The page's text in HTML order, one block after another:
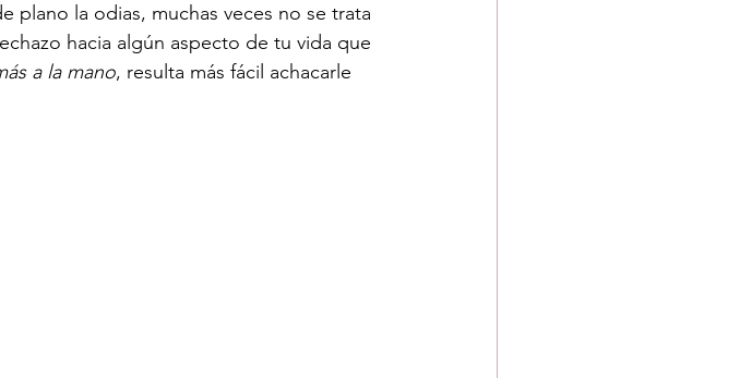
plano la odias, muchas veces no se trata
hacia algún aspecto de tu vida que
a la mano, resulta más fácil achacarle